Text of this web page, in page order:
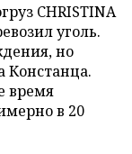
CHRISTINA
уголь.
но
Констанца.
время
в 20